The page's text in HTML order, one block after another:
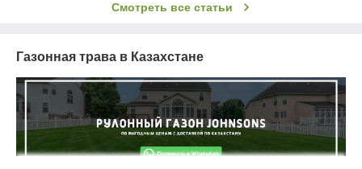
Смотреть все статьи
Газонная трава в Казахстане